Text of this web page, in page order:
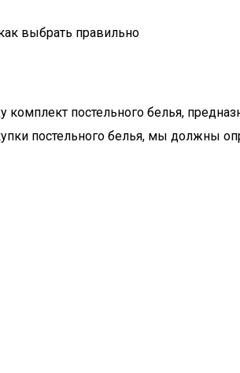
выбрать правильно
постельного белья,
постельного белья, мы должны